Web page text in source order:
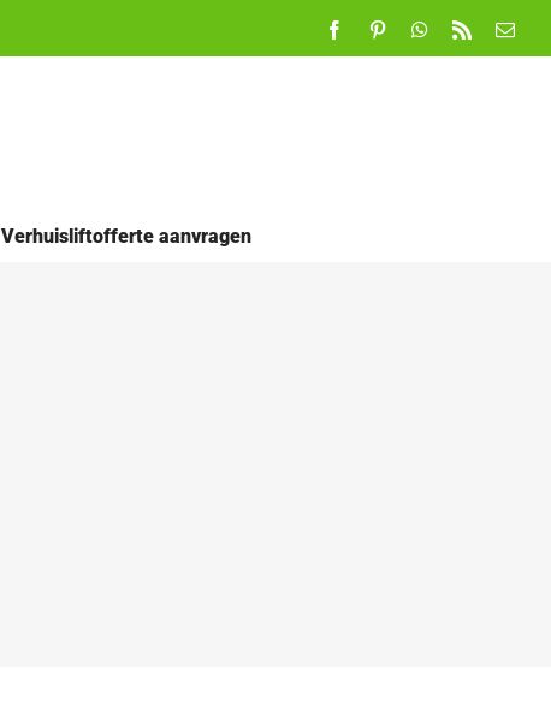
FacebookPinterestWhatsApp
Rss
E-
Verhuisliftofferte aanvragen